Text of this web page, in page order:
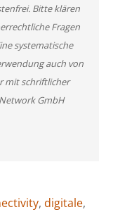
Bitte klären
Fragen
systematische
auch von
mit schriftlicher
GmbH
, digitale,